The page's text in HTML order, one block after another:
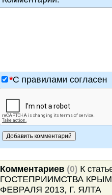
*C правилами согласен
Комментариев (0) К
ГОСТЕПРИИМСТВА
ФЕВРАЛЯ 2013, Г. ЯЛТА